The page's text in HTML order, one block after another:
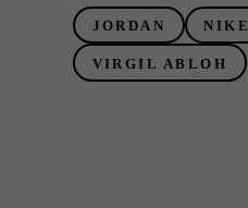
JORDAN NIKE
VIRGIL ABLOH